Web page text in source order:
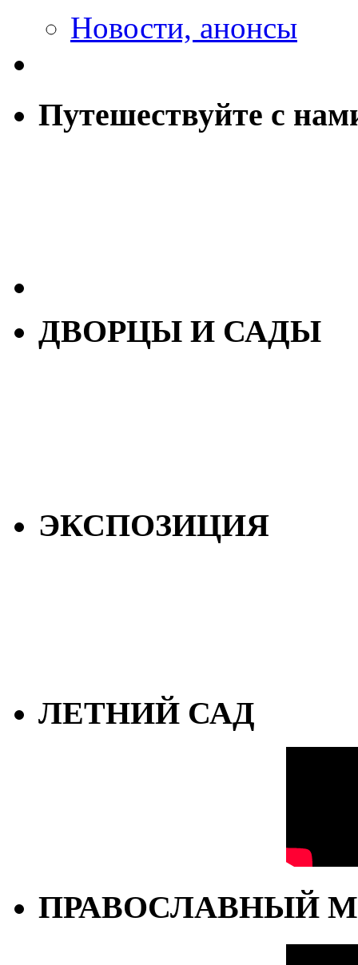
Новости, анонсы
Путешествуйте с
ДВОРЦЫ И САДЫ
ЭКСПОЗИЦИЯ
ЛЕТНИЙ САД
ПРАВОСЛАВНЫЙ